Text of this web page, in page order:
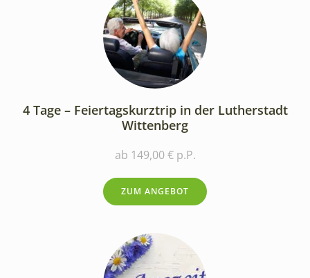
4 Tage – Feiertagskurztrip in der Lutherstadt
Wittenberg
ab 149,00 € p.P.
ZUM ANGEBOT